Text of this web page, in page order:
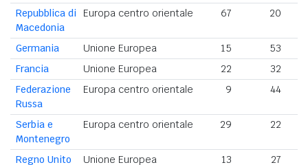
Repubblica di
Macedonia
Europa centro orientale 67 20
Germania Unione Europea 15 53
Francia
Unione Europea 22 32
Federazione
Russa
Europa centro orientale 9 44
Serbia e
Montenegro
Europa centro orientale 29 22
Regno Unito Unione Europea 13 27